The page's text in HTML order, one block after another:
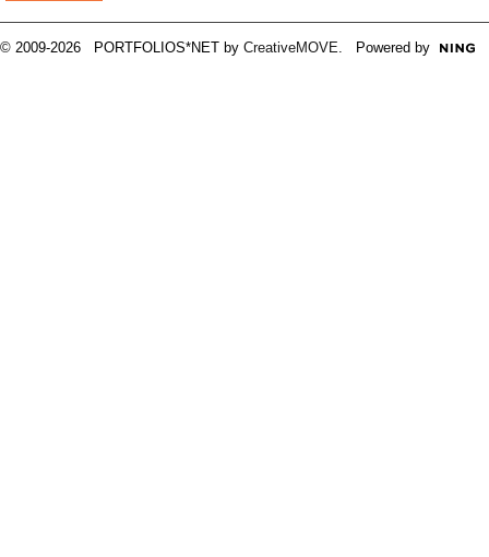
© 2009-2026 PORTFOLIOS*NET by CreativeMOVE. Powered by